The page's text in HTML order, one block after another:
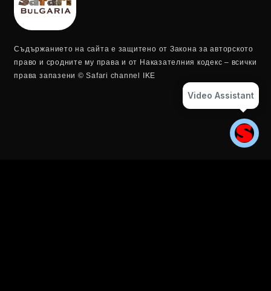
Съдържанието на сайта е защитено от Закона за авторското
право и сродните му права и от Наказателния кодекс – всички
права запазени © Safari channel IKE
Video Assistant